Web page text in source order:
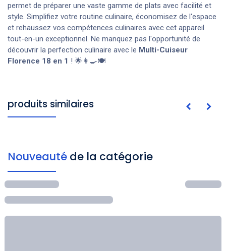
permet de préparer une vaste gamme de plats avec facilité et
style. Simplifiez votre routine culinaire, économisez de l'espace
et rehaussez vos compétences culinaires avec cet appareil
tout-en-un exceptionnel. Ne manquez pas l'opportunité de
découvrir la perfection culinaire avec le Multi-Cuiseur
Florence 18 en 1 ! 🌟👩‍🍳🍽️
produits similaires
Nouveauté de la catégorie